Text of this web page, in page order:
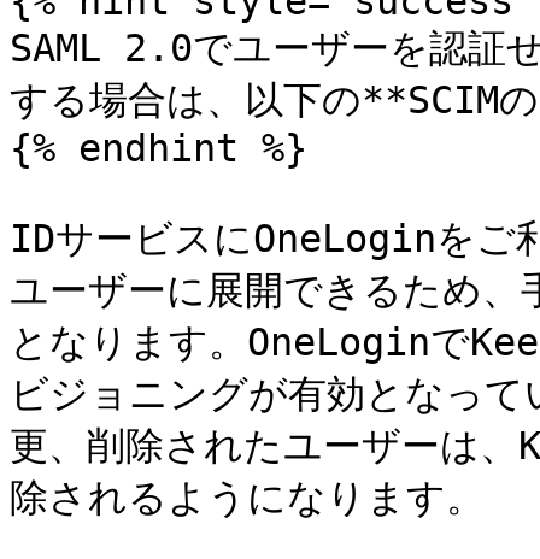
SAML 2.0でユーザーを認証
する場合は、以下の**SCIM
{% endhint %}
IDサービスにOneLoginをご
ユーザーに展開できるため
となります。OneLoginで
ビジョニングが有効となっ
更、削除されたユーザーは
除されるようになります。